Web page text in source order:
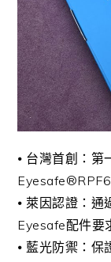
⦁ 台灣首創：第
⦁ 萊因認證：通
Eyesafe配件要
⦁ 藍光防禦：